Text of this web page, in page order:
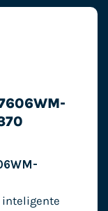
inteligente